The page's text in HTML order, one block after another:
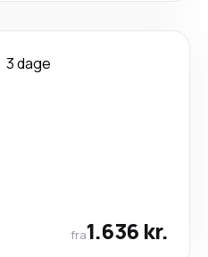
3 dage
fra1.636 kr.